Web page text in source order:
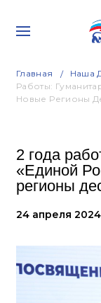
Главная Наша
Работы:
Новые Регионы
2 года
«Единой
регионы
24 апреля